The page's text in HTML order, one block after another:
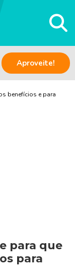
Aproveite!
benefícios e para
para que
para